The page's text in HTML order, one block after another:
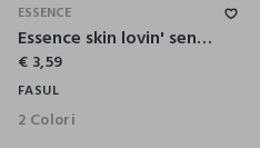
ESSENCE
Essence skin lovin' sensitive correttore viso 10
€ 3,59
FASUL
2 Colori